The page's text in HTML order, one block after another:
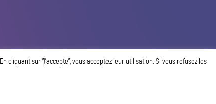
sur ”J’accepte”, vous acceptez leur utilisation. Si vous refusez les